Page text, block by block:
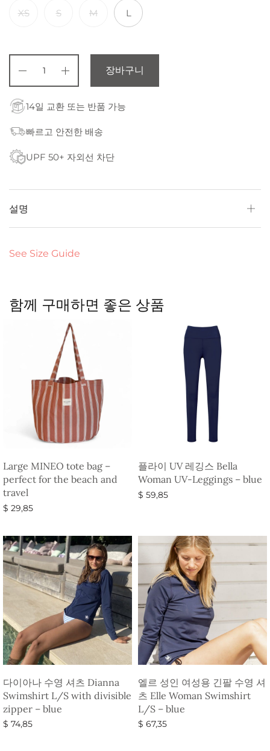
XS S M L
장바구니
14일 교환 또는 반품 가능
빠르고 안전한 배송
UPF 50+ 자외선 차단
설명
See Size Guide
함께 구매하면 좋은 상품
Large MINEO tote bag –
perfect for the beach and
travel
$ 29,85
플라이 UV 레깅스 Bella
Woman UV-Leggings – blue
$ 59,85
다이아나 수영 셔츠 Dianna
Swimshirt L/S with divisible
zipper – blue
$ 74,85
엘르 성인 여성용 긴팔 수영 셔
츠 Elle Woman Swimshirt
L/S – blue
$ 67,35